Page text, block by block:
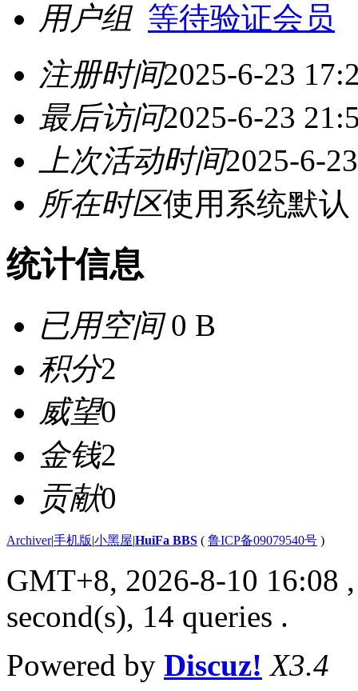
用户组 等待验证会员
注册时间2025-6-23
最后访问2025-6-23
上次活动时间2025-6-
所在时区使用系统默认
统计信息
已用空间0 B
积分2
威望0
金钱2
贡献0
Archiver|手机版|小黑屋|HuiFa BBS ( 鲁ICP备09079540号 )
GMT+8, 2026-8-10 16:08
second(s), 14 queries .
Powered by Discuz! X3.4